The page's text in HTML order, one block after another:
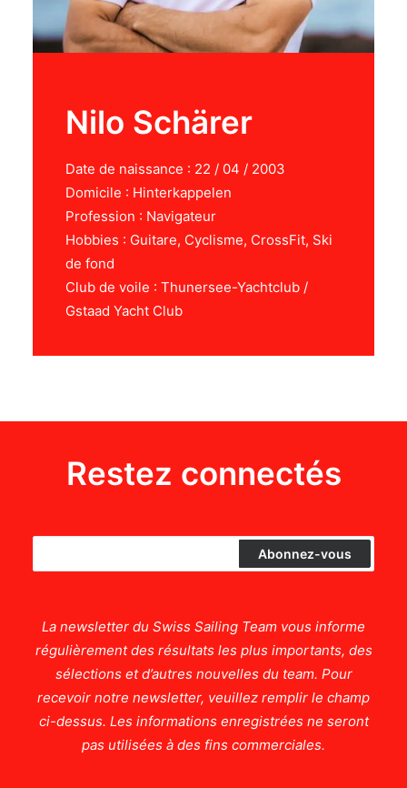
Nilo Schärer
Date de naissance : 22 / 04 / 2003
Domicile : Hinterkappelen
Profession : Navigateur
Hobbies : Guitare, Cyclisme, CrossFit, Ski
de fond
Club de voile : Thunersee-Yachtclub /
Gstaad Yacht Club
Restez connectés
La newsletter du Swiss Sailing Team vous informe
régulièrement des résultats les plus importants, des
sélections et d’autres nouvelles du team. Pour
recevoir notre newsletter, veuillez remplir le champ
ci-dessus. Les informations enregistrées ne seront
pas utilisées à des fins commerciales.